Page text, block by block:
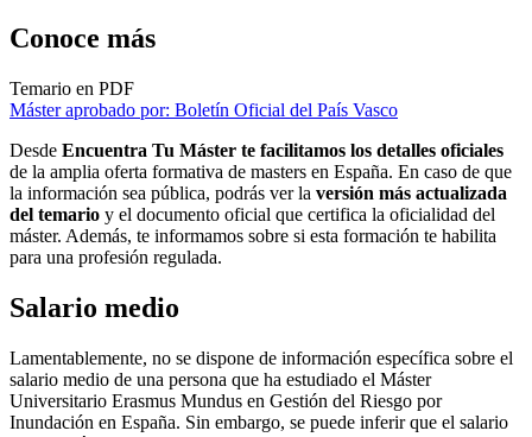
Conoce más
Temario en PDF
Máster aprobado por: Boletín Oficial del País Vasco
Desde Encuentra Tu Máster te facilitamos los detalles oficiales
de la amplia oferta formativa de masters en España. En caso de que
la información sea pública, podrás ver la versión más actualizada
del temario y el documento oficial que certifica la oficialidad del
máster. Además, te informamos sobre si esta formación te habilita
para una profesión regulada.
Salario medio
Lamentablemente, no se dispone de información específica sobre el
salario medio de una persona que ha estudiado el Máster
Universitario Erasmus Mundus en Gestión del Riesgo por
Inundación en España. Sin embargo, se puede inferir que el salario